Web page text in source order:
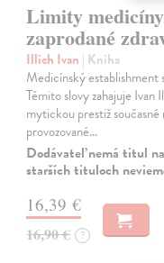
Limity
zaprodané
Illich Ivan | Kniha
Medicínský establishment
Těmito slovy zahajuje Ivan
mytickou prestiž
provozované…
Dodávateľ nemá titul
starších tituloch
16,39 €
16,90 € ?